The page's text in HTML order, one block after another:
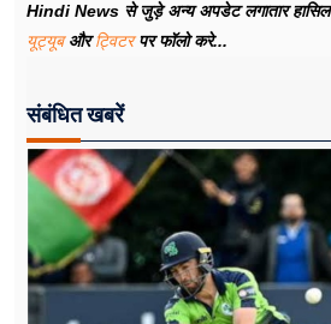
Hindi News से जुड़े अन्य अपडेट लगातार
यूट्यूबऔरट्विटरपर फॉलो करे...
संबंधित खबरें